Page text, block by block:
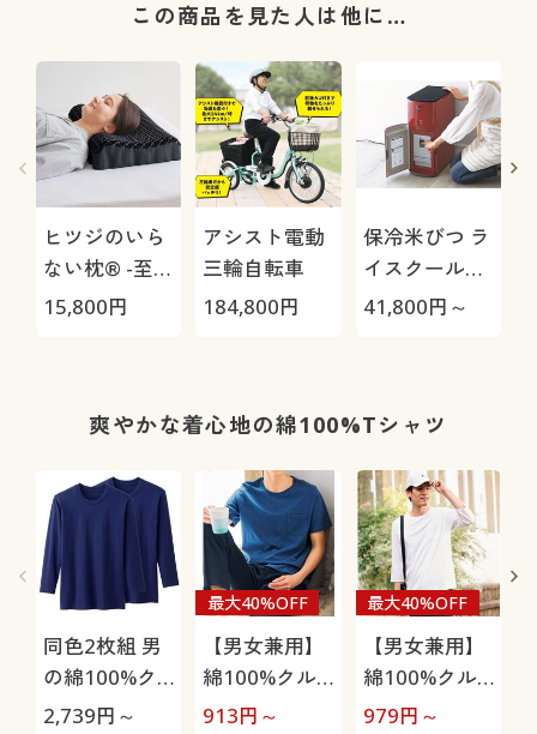
この商品を見た人は他に…
ヒツジのいら
ない枕® -至
極-
15,800円
アシスト電動
三輪自転車
184,800円
保冷米びつ ラ
イスクール
HRC-
41,800円～
爽やかな着心地の綿100%Tシャツ
同色2枚組 男
の綿100%ク
ルーネックT
2,739円～
【男女兼用】
綿100%クル
ーネックTシ
最大40%OFF
913円～
【男女兼用】
綿100%クル
ーネックTシ
最大40%OFF
979円～